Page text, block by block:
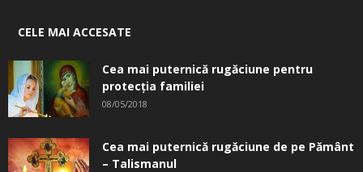
CELE MAI ACCESATE
Cea mai puternică rugăciune pentru
protecția familiei
08/05/2018
Cea mai puternică rugăciune de pe Pământ
– Talismanul